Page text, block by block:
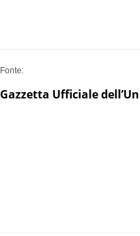
Fonte:
Gazzetta Ufficiale